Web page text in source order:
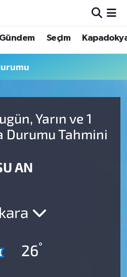
Gündem Seçim
Yarın ve 1
Durumu Tahmini
AN
26°
ve Fikstür